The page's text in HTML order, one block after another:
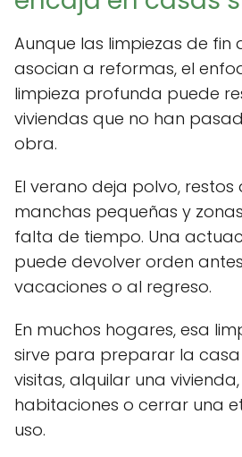
Aunque las limpiezas de fin
asocian a reformas, el
limpieza profunda puede
viviendas que no han
obra.
El verano deja polvo, restos
manchas pequeñas y
falta de tiempo. Una
puede devolver orden
vacaciones o al regreso.
En muchos hogares, esa
sirve para preparar la
visitas, alquilar una
habitaciones o cerrar una
uso.